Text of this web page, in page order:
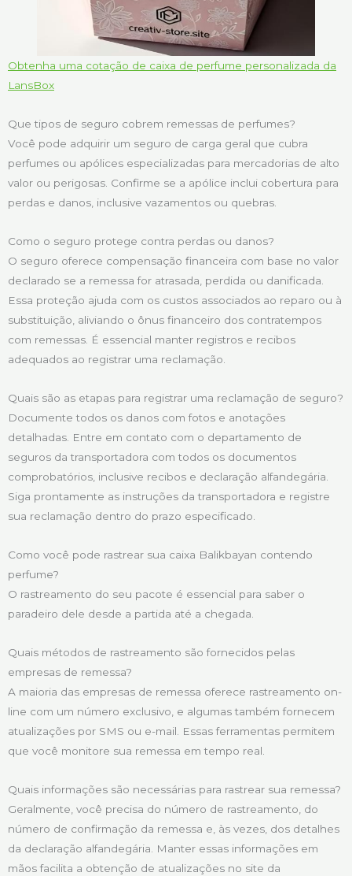
Obtenha uma cotação de caixa de perfume personalizada da
LansBox
Que tipos de seguro cobrem remessas de perfumes?
Você pode adquirir um seguro de carga geral que cubra
perfumes ou apólices especializadas para mercadorias de alto
valor ou perigosas. Confirme se a apólice inclui cobertura para
perdas e danos, inclusive vazamentos ou quebras.
Como o seguro protege contra perdas ou danos?
O seguro oferece compensação financeira com base no valor
declarado se a remessa for atrasada, perdida ou danificada.
Essa proteção ajuda com os custos associados ao reparo ou à
substituição, aliviando o ônus financeiro dos contratempos
com remessas. É essencial manter registros e recibos
adequados ao registrar uma reclamação.
Quais são as etapas para registrar uma reclamação de seguro?
Documente todos os danos com fotos e anotações
detalhadas. Entre em contato com o departamento de
seguros da transportadora com todos os documentos
comprobatórios, inclusive recibos e declaração alfandegária.
Siga prontamente as instruções da transportadora e registre
sua reclamação dentro do prazo especificado.
Como você pode rastrear sua caixa Balikbayan contendo
perfume?
O rastreamento do seu pacote é essencial para saber o
paradeiro dele desde a partida até a chegada.
Quais métodos de rastreamento são fornecidos pelas
empresas de remessa?
A maioria das empresas de remessa oferece rastreamento on-
line com um número exclusivo, e algumas também fornecem
atualizações por SMS ou e-mail. Essas ferramentas permitem
que você monitore sua remessa em tempo real.
Quais informações são necessárias para rastrear sua remessa?
Geralmente, você precisa do número de rastreamento, do
número de confirmação da remessa e, às vezes, dos detalhes
da declaração alfandegária. Manter essas informações em
mãos facilita a obtenção de atualizações no site da